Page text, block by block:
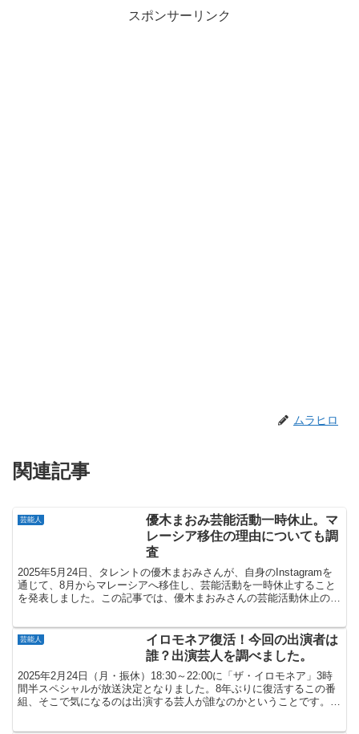
スポンサーリンク
ムラヒロ
関連記事
芸能人
優木まおみ芸能活動一時休止。マ
レーシア移住の理由についても調
査
2025年5月24日、タレントの優木まおみさんが、自身のInstagramを
通じて、8月からマレーシアへ移住し、芸能活動を一時休止すること
を発表しました。この記事では、優木まおみさんの芸能活動休止の理
芸能人
イロモネア復活！今回の出演者は
誰？出演芸人を調べました。
2025年2月24日（月・振休）18:30～22:00に「ザ・イロモネア」3時
間半スペシャルが放送決定となりました。8年ぶりに復活するこの番
組、そこで気になるのは出演する芸人が誰なのかということです。そ